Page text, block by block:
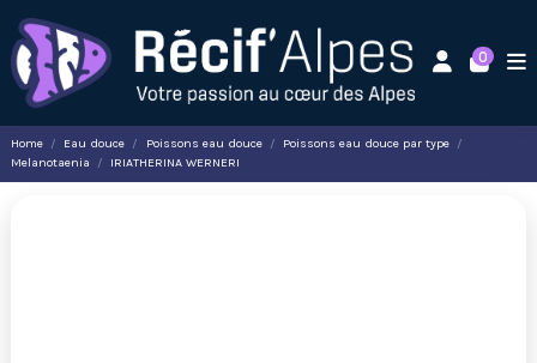
0
Home Eau douce Poissons eau douce
Poissons eau douce par type
Melanotaenia
IRIATHERINA WERNERI